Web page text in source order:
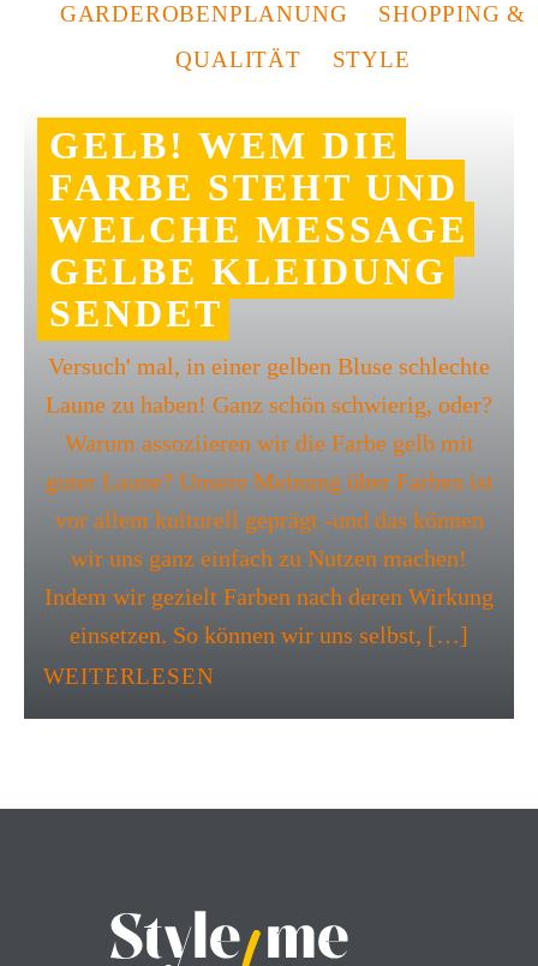
GARDEROBENPLANUNG
SHOPPING &
QUALITÄT
STYLE
GELB! WEM DIE
FARBE STEHT UND
WELCHE MESSAGE
GELBE KLEIDUNG
SENDET
Versuch' mal, in einer gelben Bluse schlechte
Laune zu haben! Ganz schön schwierig, oder?
Warum assoziieren wir die Farbe gelb mit
guter Laune? Unsere Meinung über Farben ist
vor allem kulturell geprägt -und das können
wir uns ganz einfach zu Nutzen machen!
Indem wir gezielt Farben nach deren Wirkung
einsetzen. So können wir uns selbst, […]
WEITERLESEN